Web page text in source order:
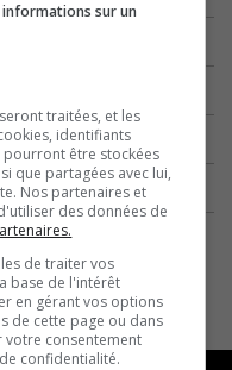
sur un
traitées, et les
identifiants
pourront être stockées
que partagées avec lui,
Nos partenaires et
des données de
de traiter vos
base de l'intérêt
en gérant vos options
de cette page ou dans
consentement
confidentialité.